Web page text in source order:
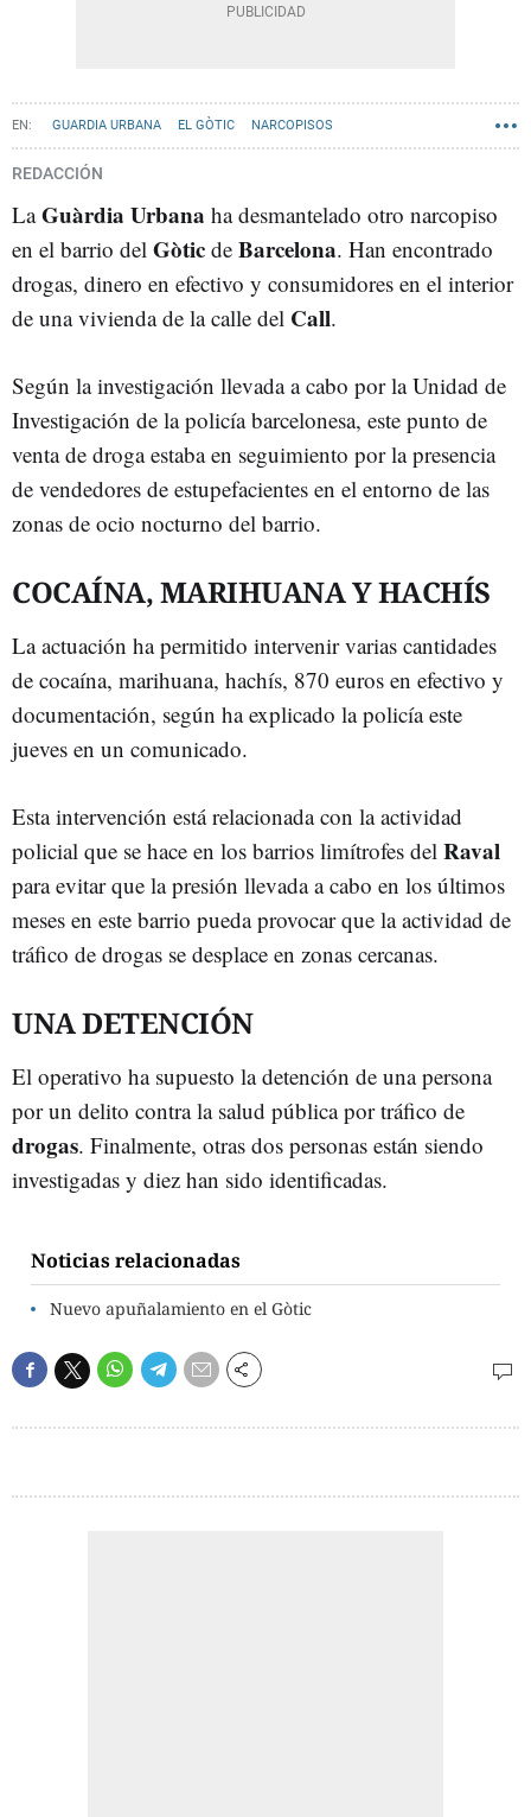
GUARDIA URBANA EL GÒTIC NARCOPISOS
REDACCIÓN
LaGuàrdia Urbana ha desmantelado otro narcopiso
en el barrio del Gòtic de Barcelona. Han encontrado
drogas, dinero en efectivo y consumidores en el interior
de una vivienda de la calle del Call.
Según la investigación llevada a cabo por la Unidad de
Investigación de la policía barcelonesa, este punto de
venta de droga estaba en seguimiento por la presencia
de vendedores de estupefacientes en el entorno de las
zonas de ocio nocturno del barrio.
COCAÍNA, MARIHUANA Y HACHÍS
La actuación ha permitido intervenir varias cantidades
de cocaína, marihuana, hachís, 870 euros en efectivo y
documentación, según ha explicado la policía este
jueves en un comunicado.
Esta intervención está relacionada con la actividad
policial que se hace en los barrios limítrofes del Raval
para evitar que la presión llevada a cabo en los últimos
meses en este barrio pueda provocar que la actividad de
tráfico de drogas se desplace en zonas cercanas.
UNA DETENCIÓN
El operativo ha supuesto la detención de una persona
por un delito contra la salud pública por tráfico de
drogas. Finalmente, otras dos personas están siendo
investigadas y diez han sido identificadas.
Noticias relacionadas
Nuevo apuñalamiento en el Gòtic